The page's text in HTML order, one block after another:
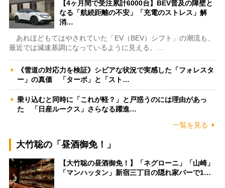
【4ヶ月間で受注累計6000台】BEV普及の障壁と
なる「航続距離の不安」「充電のストレス」解
消…
あれほどもてはやされていた「EV（BEV）シフト」の潮流も、
最近では減速基調になっているように見える。…
《雪道の対応力を検証》シビアな状況で実感した「フォレスタ
ー」の真価 「ターボ」と「スト…
乗り込むと同時に「これが軽？」と戸惑うのには理由があっ
た 「日産ルークス」さらなる躍進…
一覧を見る
大竹聡の「昼酒御免！」
【大竹聡の昼酒御免！】「ネグローニ」「山崎」
「マンハッタン」新宿三丁目の隠れ家バーで1…